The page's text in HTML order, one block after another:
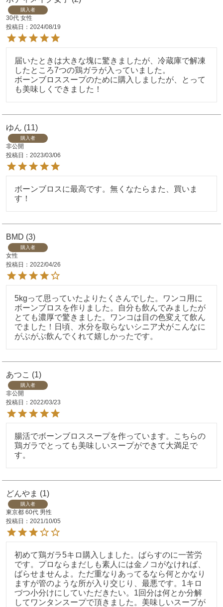
購入者
30代 女性
投稿日
2024/08/19
届いたときは大きな塊に驚きましたが、冷蔵庫で解凍
したところ7つの鶏ガラが入っていました。
ボーンブロススープのために購入しましたが、とって
も美味しくできました！
ゆん 11
購入者
非公開
投稿日
2023/03/06
ボーンブロスに最高です。無くなたらまた、買いま
す！
BMD 3
購入者
女性
投稿日
2022/04/26
5kgって思っていたよりたくさんでした。ワンコ用に
ボーンブロスを作りました。自分も飲んでみましたが
とても濃厚で驚きました。ワンコは目の色変えて飲ん
でました！日頃、水分を取らないシニア犬がこんなに
がぶがぶ飲んでくれて嬉しかったです。
あつこ 1
購入者
非公開
投稿日
2022/03/23
腸活でボーンブロススープを作っています。こちらの
鶏ガラでとっても美味しいスープができて大満足で
す。
どんやま 1
購入者
東京都 60代 男性
投稿日
2021/10/05
初めて鶏ガラ5キロ購入しました。ばらすのに一苦労
です。プロならまだしも素人には金ノコがなければ、
ばらせませんよ。ただ重なりあってるなら何とかなり
ますが管のような所が入り交じり、最悪です。1キロ
づつ小分けにしていただきたい。1回分は何とか分解
してワンタンスープで頂きました。美味しいスープが